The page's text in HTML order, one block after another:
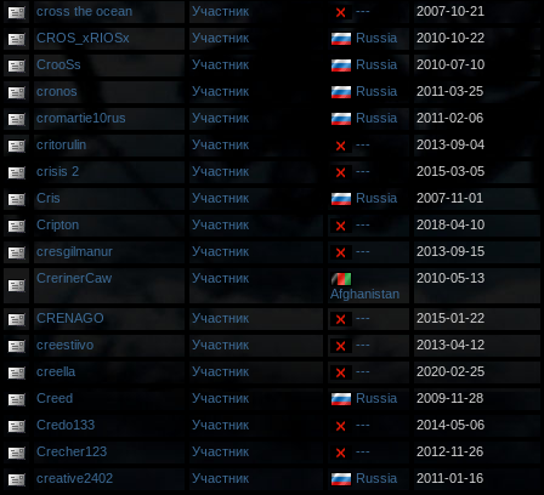
cross the ocean
Участник ---
2007-10-21
CROS_xRIOSx
Участник Russia
2010-10-22
CrooSs
Участник Russia
2010-07-10
cronos
Участник Russia
2011-03-25
cromartie10rus
Участник Russia
2011-02-06
critorulin
Участник ---
2013-09-04
crisis 2
Участник ---
2015-03-05
Cris
Участник Russia
2007-11-01
Cripton
Участник ---
2018-04-10
cresgilmanur
Участник ---
2013-09-15
CrerinerCaw
Участник
Afghanistan
2010-05-13
CRENAGO Участник ---
2015-01-22
creestiivo
Участник ---
2013-04-12
creella
Участник ---
2020-02-25
Creed
Участник Russia
2009-11-28
Credo133
Участник ---
2014-05-06
Crecher123
Участник ---
2012-11-26
creative2402
Участник Russia
2011-01-16